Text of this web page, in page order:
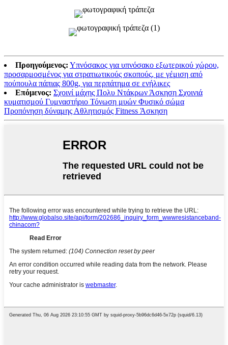
Προηγούμενος: Υπνόσακος για υπνόσακο εξωτερικού χώρου,
προσαρμοσμένος για στρατιωτικούς σκοπούς, με γέμιση από
πούπουλα πάπιας 800g, για περπάτημα σε ενήλικες
Επόμενος: Σχοινί μάχης Πολυ Ντάκρων Άσκηση Σχοινιά
κυματισμού Γυμναστήριο Τόνωση μυών Φυσικό σώμα
Προπόνηση δύναμης Αθλητισμός Fitness Άσκηση